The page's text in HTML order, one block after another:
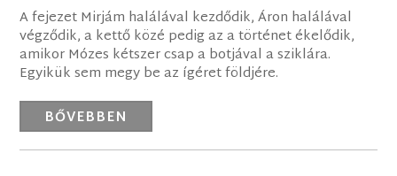
A fejezet Mirjám halálával kezdődik, Áron halálával
végződik, a kettő közé pedig az a történet ékelődik,
amikor Mózes kétszer csap a botjával a sziklára.
Egyikük sem megy be az ígéret földjére.
BŐVEBBEN